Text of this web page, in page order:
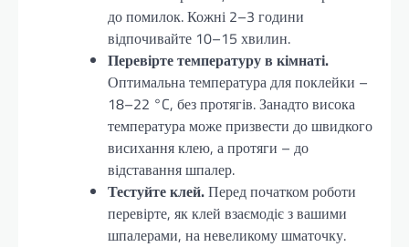
до помилок. Кожні 2–3 години
відпочивайте 10–15 хвилин.
Перевірте температуру в кімнаті.
Оптимальна температура для поклейки –
18–22 °C, без протягів. Занадто висока
температура може призвести до швидкого
висихання клею, а протяги – до
відставання шпалер.
Тестуйте клей.Перед початком роботи
перевірте, як клей взаємодіє з вашими
шпалерами, на невеликому шматочку.